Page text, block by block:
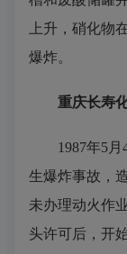
上升，硝化物
爆炸。
重庆长寿
1987年5
生爆炸事故，
未办理动火作
头许可后，开